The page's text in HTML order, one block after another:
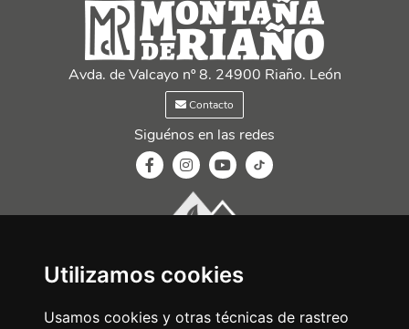
Utilizamos cookies
Usamos cookies y otras técnicas de rastreo
Avda. de Valcayo nº 8. 24900 Riaño. León
Contacto
Siguénos en las redes